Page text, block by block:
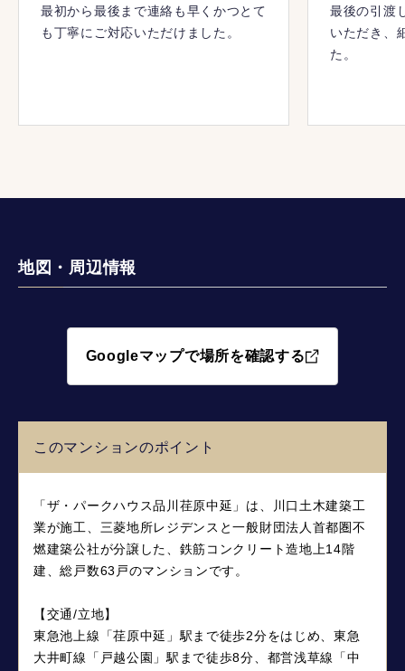
最初から最後まで連絡も早くかつとて
も丁寧にご対応いただけました。
最後の引渡
いただき、
た。
地図・周辺情報
Googleマップで場所を確認する
このマンションのポイント
「ザ・パークハウス品川荏原中延」は、川口土木建築工
業が施工、三菱地所レジデンスと一般財団法人首都圏不
燃建築公社が分譲した、鉄筋コンクリート造地上14階
建、総戸数63戸のマンションです。
【交通/立地】
東急池上線「荏原中延」駅まで徒歩2分をはじめ、東急
大井町線「戸越公園」駅まで徒歩8分、都営浅草線「中